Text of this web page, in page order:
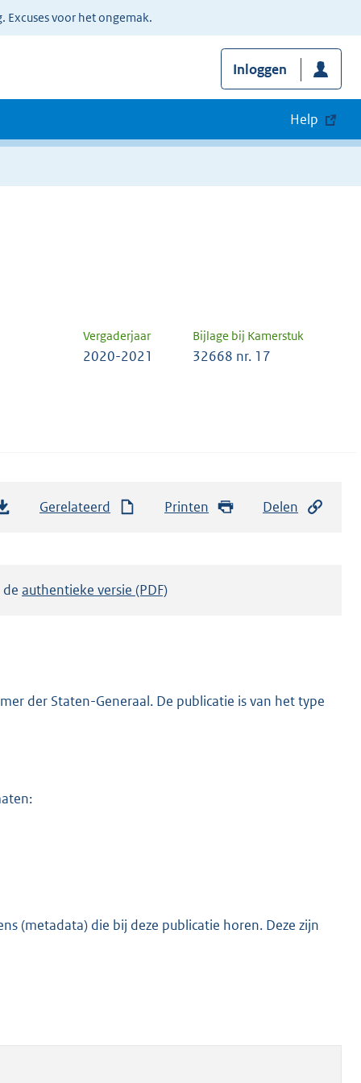
voor het ongemak.
Inloggen
Help
Vergaderjaar Bijlage bij Kamerstuk
2020-2021 32668 nr. 17
Gerelateerd Printen Delen
authentieke versie (PDF)
der Staten-Generaal. De publicatie is van het type
(metadata) die bij deze publicatie horen. Deze zijn